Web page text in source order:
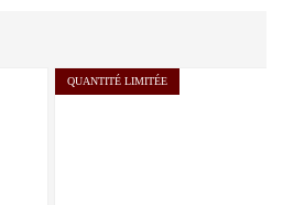
QUANTITÉ LIMITÉE